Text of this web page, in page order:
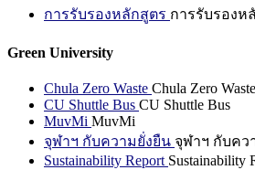
การรับรองหลักสูตร การรับรองห
Green University
Chula Zero Waste Chula Zero Waste
CU Shuttle Bus CU Shuttle Bus
MuvMi MuvMi
จุฬาฯ กับความยั่งยืน จุฬาฯ กับคว
Sustainability Report Sustainability